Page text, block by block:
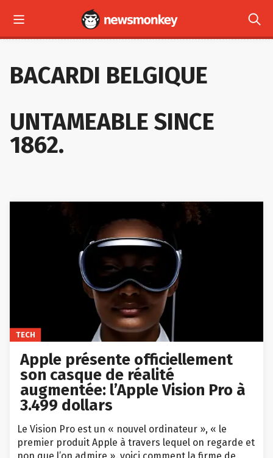
 

BACARDI BELGIQUE
UNTAMEABLE SINCE
1862.
TECH
Apple présente officiellement
son casque de réalité
augmentée: l’Apple Vision Pro à
3.499 dollars
Le Vision Pro est un « nouvel ordinateur », « le
premier produit Apple à travers lequel on regarde et